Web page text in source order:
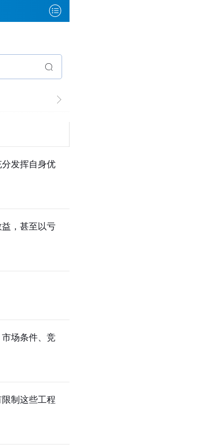
发挥自身优
，甚至以亏
场条件、竞
制这些工程